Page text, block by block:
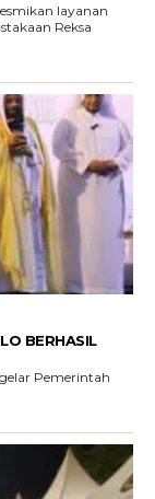
layanan
Reksa
BERHASIL
Pemerintah